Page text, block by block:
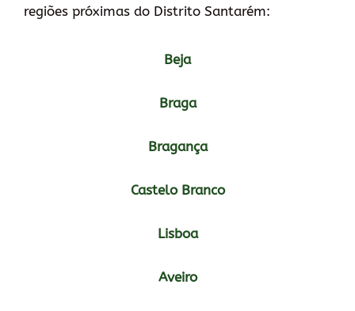
regiões próximas do Distrito Santarém:
Beja
Braga
Bragança
Castelo Branco
Lisboa
Aveiro